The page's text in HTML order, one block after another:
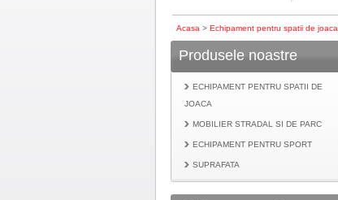
Acasa > Echipament pentru spatii de joaca
Produsele noastre
ECHIPAMENT PENTRU SPATII DE
JOACA
MOBILIER STRADAL SI DE PARC
ECHIPAMENT PENTRU SPORT
SUPRAFATA